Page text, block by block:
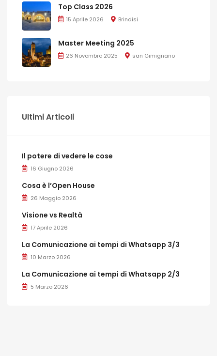
Top Class 2026
15 Aprile 2026 Brindisi
Master Meeting 2025
26 Novembre 2025 san Gimignano
Ultimi Articoli
Il potere di vedere le cose
16 Giugno 2026
Cosa è l’Open House
26 Maggio 2026
Visione vs Realtà
17 Aprile 2026
La Comunicazione ai tempi di Whatsapp 3/3
10 Marzo 2026
La Comunicazione ai tempi di Whatsapp 2/3
5 Marzo 2026